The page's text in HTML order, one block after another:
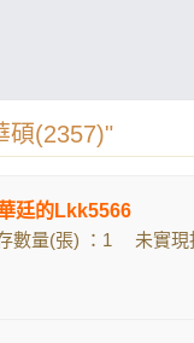
碩(2357)"
廷的Lkk5566
數量(張) ：1
未實現